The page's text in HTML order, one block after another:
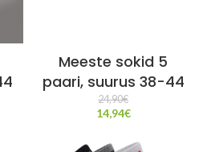
Meeste sokid 5
paari, suurus 38-44
24,90€
14,94€